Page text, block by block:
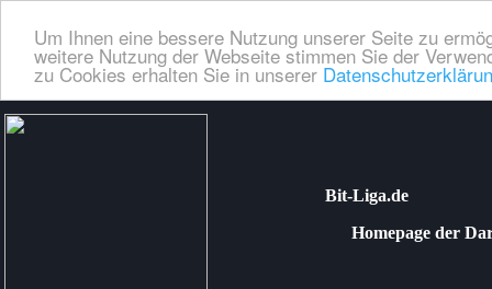
Um Ihnen eine bessere Nutzung unserer Seite zu
weitere Nutzung der Webseite stimmen Sie der
zu Cookies erhalten Sie in unserer
Bit-Liga.de
Homepage der